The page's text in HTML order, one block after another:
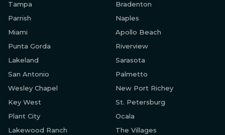
Tampa
Bradenton
Parrish
Naples
Miami
Apollo Beach
Punta Gorda
Riverview
Lakeland
Sarasota
San Antonio
Palmetto
Wesley Chapel
New Port Richey
Key West
St. Petersburg
Plant City
Ocala
Lakewood Ranch
The Villages